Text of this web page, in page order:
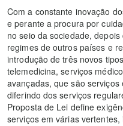
Com a constante inovação
e perante a procura por
no seio da sociedade,
regimes de outros países e
introdução de três novos
telemedicina, serviços
avançadas, que são
diferindo dos serviços
Proposta de Lei define
serviços em várias